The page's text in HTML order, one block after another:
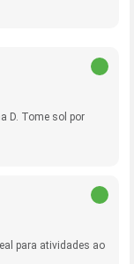
D. Tome sol por
para atividades ao